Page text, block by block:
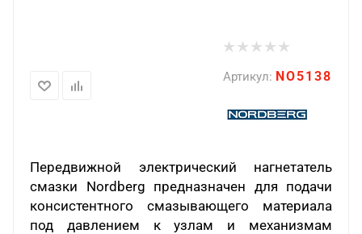
Артикул: NO5138
Передвижной электрический нагнетатель
смазки Nordberg предназначен для подачи
консистентного смазывающего материала
под давлением к узлам и механизмам